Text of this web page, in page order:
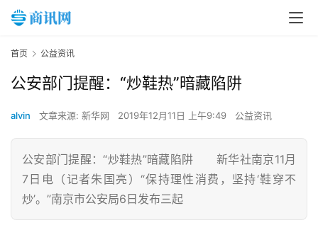
首页 公益资讯
公安部门提醒：“炒鞋热”暗藏陷阱
alvin 文章来源: 新华网 2019年12月11日 上午9:49 公益资讯
公安部门提醒：“炒鞋热”暗藏陷阱 新华社南京11月
7日电（记者朱国亮）“保持理性消费，坚持‘鞋穿不
炒’。”南京市公安局6日发布三起